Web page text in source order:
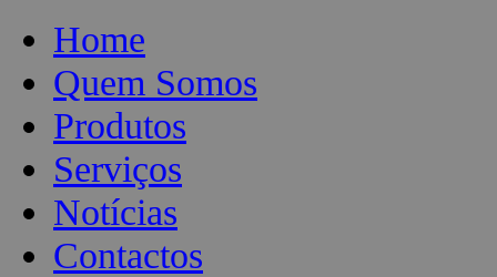
Home
Quem Somos
Produtos
Serviços
Notícias
Contactos